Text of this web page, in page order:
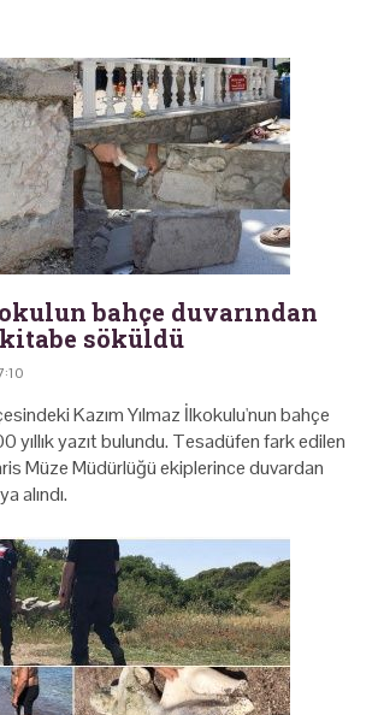
bahçe duvarından
söküldü
Kazım Yılmaz İlkokulu'nun bahçe
yıllık yazıt bulundu. Tesadüfen fark edilen
Müze Müdürlüğü ekiplerince duvardan
alındı.